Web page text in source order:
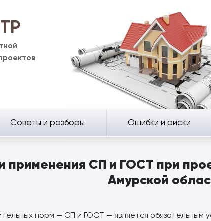
Советы и разборы Ошибки и риски
применения СП и ГОСТ при
Амурской
норм — СП и ГОСТ — является обязательным